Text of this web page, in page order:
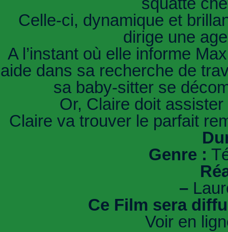
Celle-ci, dynamique et
dirige une
A l’instant où elle informe
aide dans sa recherche de
sa baby-sitter se
Or, Claire doit
Claire va trouver le parfait
Genre :
–
Ce Film sera
Voir en